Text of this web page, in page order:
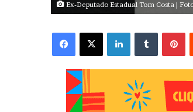
Ex-Deputado Estadual Tom Costa |
Facebook X Linkedin